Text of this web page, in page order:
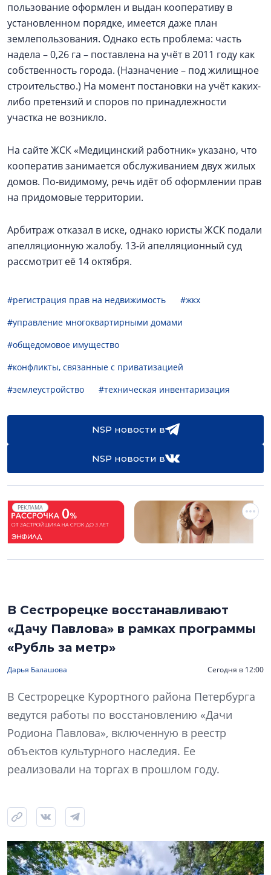
пользование оформлен и выдан кооперативу в
установленном порядке, имеется даже план
землепользования. Однако есть проблема: часть
надела – 0,26 га – поставлена на учёт в 2011 году как
собственность города. (Назначение – под жилищное
строительство.) На момент постановки на учёт каких-
либо претензий и споров по принадлежности
участка не возникло.
На сайте ЖСК «Медицинский работник» указано, что
кооператив занимается обслуживанием двух жилых
домов. По-видимому, речь идёт об оформлении прав
на придомовые территории.
Арбитраж отказал в иске, однако юристы ЖСК подали
апелляционную жалобу. 13-й апелляционный суд
рассмотрит её 14 октября.
#регистрация прав на недвижимость
#жкх
#управление многоквартирными домами
#общедомовое имущество
#конфликты, связанные с приватизацией
#землеустройство
#техническая инвентаризация
NSP новости в
NSP новости в
РЕКЛАМА
В Сестрорецке восстанавливают
«Дачу Павлова» в рамках программы
«Рубль за метр»
Дарья Балашова Сегодня в 12:00
В Сестрорецке Курортного района Петербурга
ведутся работы по восстановлению «Дачи
Родиона Павлова», включенную в реестр
объектов культурного наследия. Ее
реализовали на торгах в прошлом году.